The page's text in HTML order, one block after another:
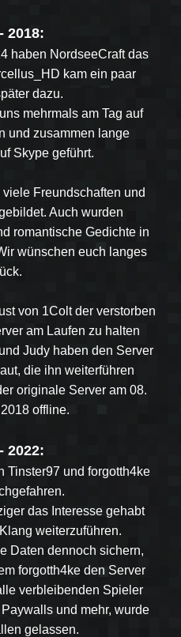
2018:
haben NordseeCraft das
kam ein paar
dazu.
mehrmals am Tag auf
und zusammen lange
Skype geführt.
Freundschaften und
Auch wurden
romantische Gedichte in
wünschen euch langes
von 1Colt der verstorben
am Laufen zu halten
Judy haben den Server
die ihn weiterführen
originale Server am 08.
offline.
2022:
Tinster97 und forgotth4ke
das Interesse gehabt
weiterzuführen.
Daten dennoch sichern,
forgotth4ke den Server
verbleibenden Spieler
und mehr, wurde
gelassen.